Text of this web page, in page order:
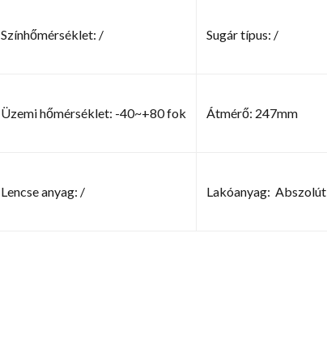
Színhőmérséklet: / Sugár típus: /
Üzemi hőmérséklet: -40~+80 fok Átmérő: 247mm
Lencse anyag: / Lakóanyag: Abszolút